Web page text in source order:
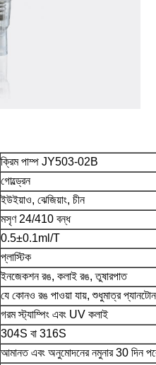
ক্রিম পাম্প JY503-02B
গোল্ড্রেন
ইউইয়াও, ঝেজিয়াং, চীন
মসৃণ 24/410 বন্ধ
0.5±0.1ml/T
প্লাস্টিক
ইনজেকশন রঙ, কলাই রঙ, তুষারপাত
যে কোনও রঙ পাওয়া যায়, শুধুমাত্র
গরম স্ট্যাম্পিং এবং UV কলাই
304S বা 316S
আমানত এবং অনুমোদনের নমুনার 30 দিন